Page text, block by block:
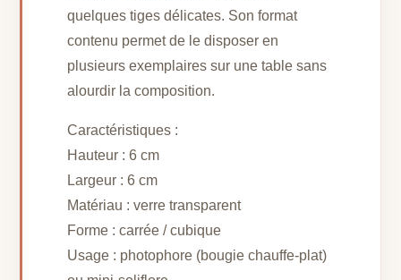
quelques tiges délicates. Son format
contenu permet de le disposer en
plusieurs exemplaires sur une table sans
alourdir la composition.
Caractéristiques :
Hauteur : 6 cm
Largeur : 6 cm
Matériau : verre transparent
Forme : carrée / cubique
Usage : photophore (bougie chauffe-plat)